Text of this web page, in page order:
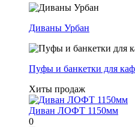
Диваны Урбан
Пуфы и банкетки для
Хиты продаж
Диван ЛОФТ 1150мм
0